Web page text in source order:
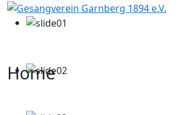
Home